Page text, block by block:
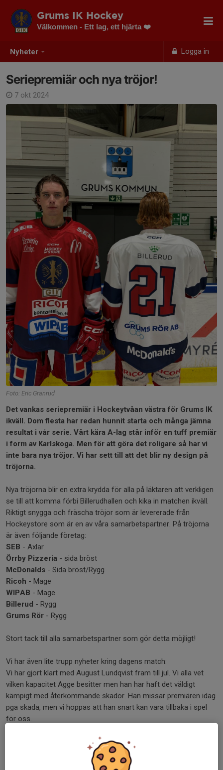
Nyheter Logga in
Grums IK Hockey
Välkommen - Ett lag, ett hjärta ❤️
Seriepremiär och nya tröjor!
7 okt 2024
Foto: Eric Granrud
Det vankas seriepremiär i Hockeytvåan västra för Grums IK
ikväll. Dom flesta har redan hunnit starta och många jämna
resultat i vår serie. Vårt kära A-lag står inför en tuff premiär
i form av Karlskoga. Men för att göra det roligare så har vi
inte bara nya tröjor. Vi har sett till att det blir ny design på
tröjorna.
Nya tröjorna blir en extra krydda för alla på läktaren att verkligen
se till att komma förbi Billerudhallen och kika in matchen ikväll.
Riktigt snygga och fräscha tröjor som är levererade från
Hockeystore som är en av våra samarbetspartner. På tröjorna
är även följande företag:
SEB - Axlar
Örrby Pizzeria - sida bröst
McDonalds - Sida bröst/Rygg
Ricoh - Mage
WIPAB - Mage
Billerud - Rygg
Grums Rör - Rygg
Stort tack till alla samarbetspartner som gör detta möjligt!
Vi har även lite trupp nyheter kring dagens match:
Vi har gjort klart med August Lundqvist fram till jul. Vi alla vet
vilken kapacitet Agge besitter men han har haft det väldigt
kämpigt med återkommande skador. Han missar premiären idag
pga skada, men vi hoppas att han snart kan vara tillbaka i spel
för oss.
En annan glädjande nyhet är att Albin Ingman testade på att
spela match igen efter sitt svåra handledsbrott, och fick positiva
svar tillbaka. Vi hoppas det håller i sig och att Ingman kan växa